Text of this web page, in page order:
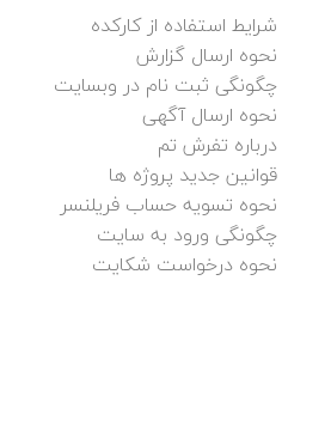
شرایط استفاده از کارکده
نحوه ارسال گزارش
چگونگی ثبت نام در وبسایت
نحوه ارسال آگهی
درباره تفرش تم
قوانین جدید پروژه ها
نحوه تسویه حساب فریلنسر
چگونگی ورود به سایت
نحوه درخواست شکایت